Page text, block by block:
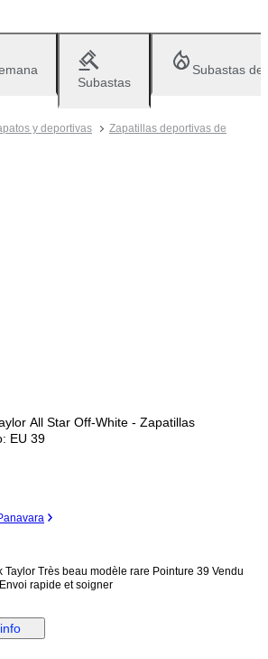
Subastas
Subastas
y deportivas
Zapatillas deportivas de
All Star Off-White - Zapatillas
EU 39
beau modèle rare Pointure 39 Vendu
avec sa boîte d’origine Envoi rapide et soigner